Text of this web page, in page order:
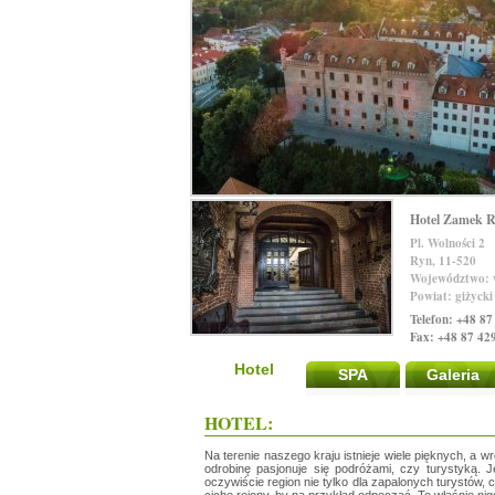
Hotel Zamek
Pl. Wolności 2
Ryn, 11-520
Województwo:
Powiat: giżycki
Telefon: +48
Fax: +48 87
Hotel
SPA Galeria
HOTEL:
Na terenie naszego kraju istnieje wiele pięknych, a
odrobinę pasjonuje się podróżami, czy turystyką.
oczywiście region nie tylko dla zapalonych turystów,